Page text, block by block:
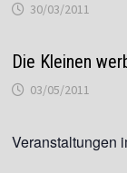
30/03/2011
Die Kleinen
03/05/2011
Veranstaltungen